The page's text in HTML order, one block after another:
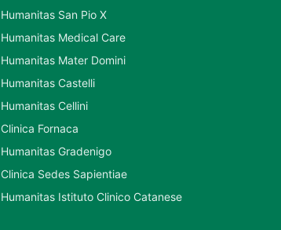
Humanitas San Pio X
Humanitas Medical Care
Humanitas Mater Domini
Humanitas Castelli
Humanitas Cellini
Clinica Fornaca
Humanitas Gradenigo
Clinica Sedes Sapientiae
Humanitas Istituto Clinico Catanese